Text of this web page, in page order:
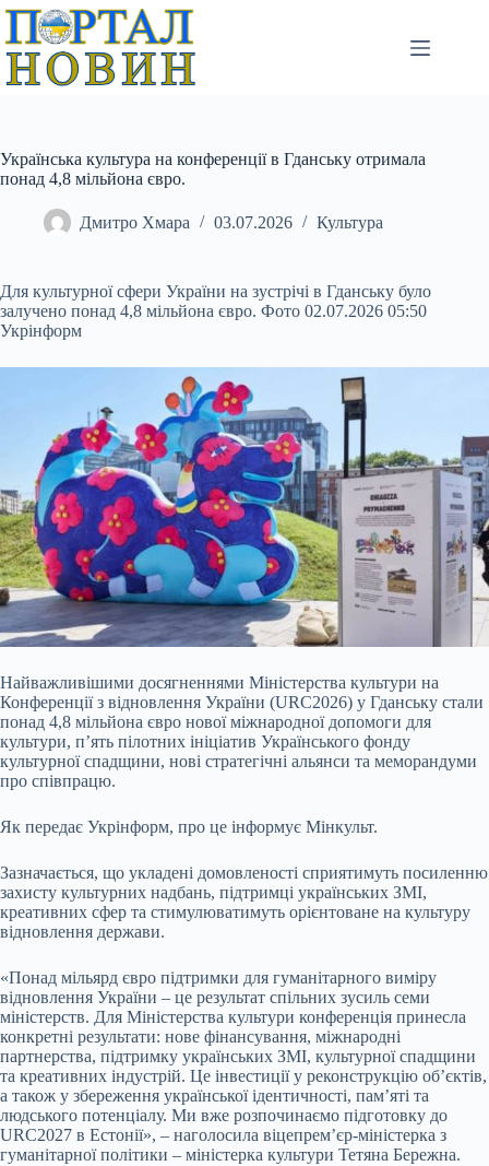
Перейти
вмісту
Українська культура на конференції в Гданську отримала
понад 4,8 мільйона євро.
Дмитро Хмара 03.07.2026 Культура
Для культурної сфери України на зустрічі в Гданську було
залучено понад 4,8 мільйона євро. Фото 02.07.2026 05:50
Укрінформ
Найважливішими досягненнями Міністерства культури на
Конференції з відновлення України (URC2026) у Гданську стали
понад 4,8 мільйона євро нової міжнародної допомоги для
культури, п’ять пілотних ініціатив Українського фонду
культурної спадщини, нові стратегічні альянси та меморандуми
про співпрацю.
Як передає Укрінформ, про це інформує Мінкульт.
Зазначається, що укладені домовленості сприятимуть посиленню
захисту культурних надбань, підтримці українських ЗМІ,
креативних сфер та стимулюватимуть орієнтоване на культуру
відновлення держави.
«Понад мільярд євро підтримки для гуманітарного виміру
відновлення України – це результат спільних зусиль семи
міністерств. Для Міністерства культури конференція принесла
конкретні результати: нове фінансування, міжнародні
партнерства, підтримку українських ЗМІ, культурної спадщини
та креативних індустрій. Це інвестиції у реконструкцію об’єктів,
а також у збереження української ідентичності, пам’яті та
людського потенціалу. Ми вже розпочинаємо підготовку до
URC2027 в Естонії», – наголосила віцепрем’єр-міністерка з
гуманітарної політики – міністерка культури Тетяна Бережна.